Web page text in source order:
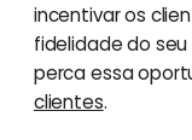
incentivar os
fidelidade do
perca essa
clientes.